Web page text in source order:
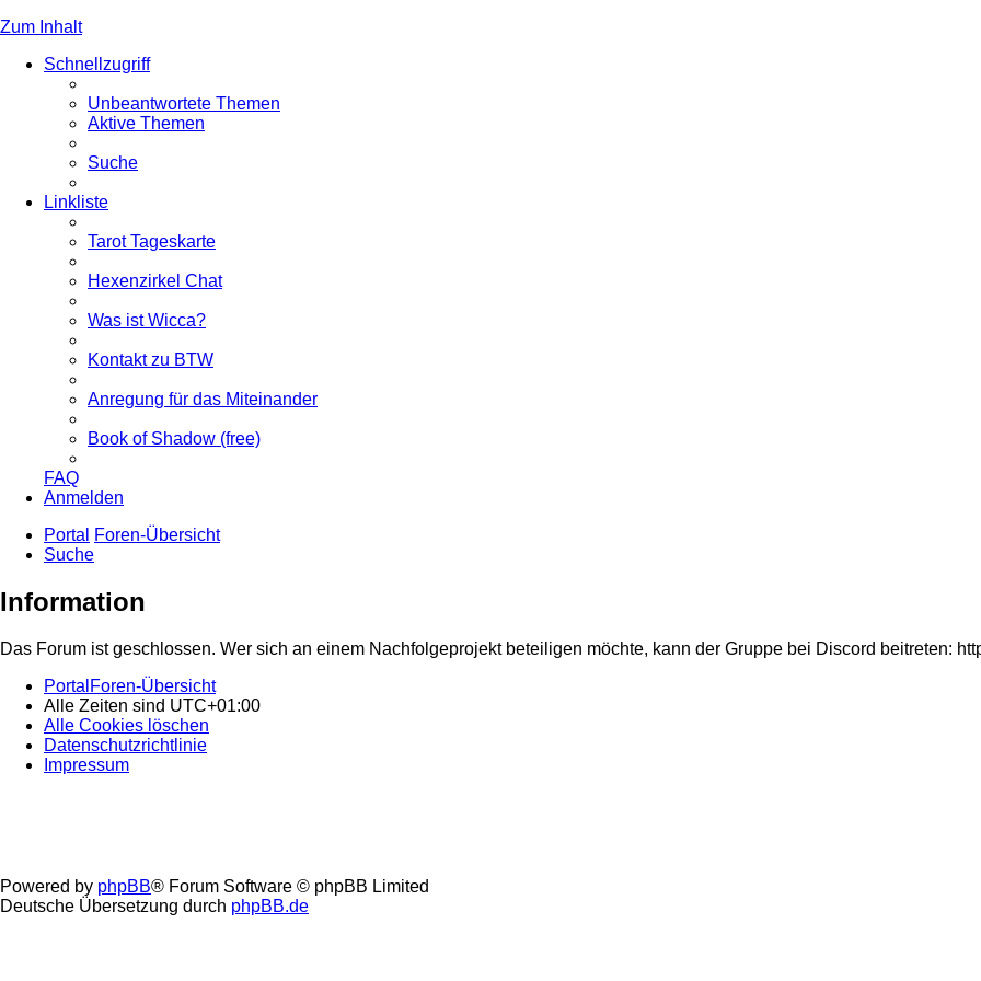
Zum Inhalt
Schnellzugriff
Unbeantwortete Themen
Aktive Themen
Suche
Linkliste
Tarot Tageskarte
Hexenzirkel Chat
Was ist Wicca?
Kontakt zu BTW
Anregung für das Miteinander
Book of Shadow (free)
FAQ
Anmelden
Portal
Foren-Übersicht
Suche
Information
Das Forum ist geschlossen. Wer sich an einem Nachfolgeprojekt beteiligen möchte, kann der Gruppe bei Discord beitreten:
Portal Foren-Übersicht
Alle Zeiten sind UTC+01:00
Alle Cookies löschen
Datenschutzrichtlinie
Impressum
Powered by phpBB® Forum Software © phpBB Limited
Deutsche Übersetzung durch phpBB.de